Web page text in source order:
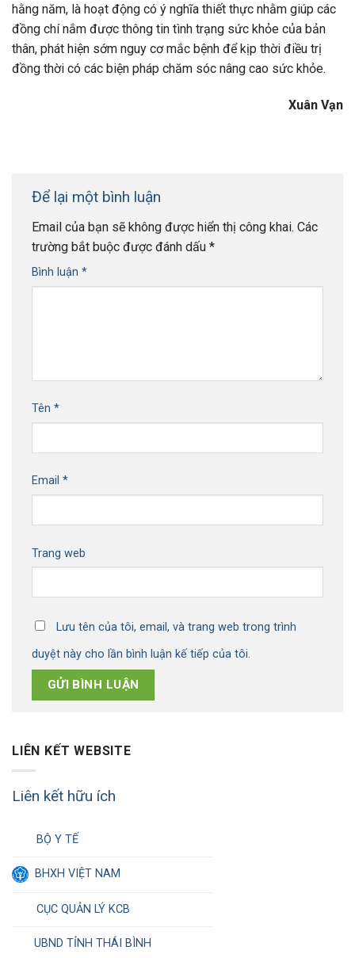
hằng năm, là hoạt động có ý nghĩa thiết thực nhằm giúp các
đồng chí nắm được thông tin tình trạng sức khỏe của bản
thân, phát hiện sớm nguy cơ mắc bệnh để kịp thời điều trị
đồng thời có các biện pháp chăm sóc nâng cao sức khỏe.
Xuân Vạn
Để lại một bình luận
Email của bạn sẽ không được hiển thị công khai. Các
trường bắt buộc được đánh dấu *
Bình luận *
Tên *
Email *
Trang web
Lưu tên của tôi, email, và trang web trong trình
duyệt này cho lần bình luận kế tiếp của tôi.
LIÊN KẾT WEBSITE
Liên kết hữu ích
BỘ Y TẾ
BHXH VIỆT NAM
CỤC QUẢN LÝ KCB
UBND TỈNH THÁI BÌNH